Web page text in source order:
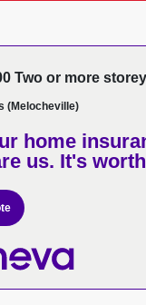
Two or more storey
(Melocheville)
home
us. It's